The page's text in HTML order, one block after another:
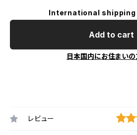
International shipping
Add to cart
日本国内にお住まい
レビュー